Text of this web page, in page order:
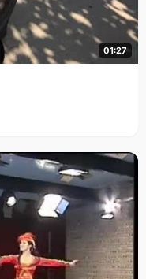
01:27